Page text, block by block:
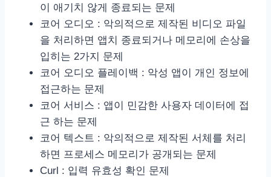
이 애기치 않게 종료되는 문제
코어 오디오 : 악의적으로 제작된 비디오 파일
을 처리하면 앱치 종료되거나 메모리에 손상을
입히는 2가지 문제
코어 오디오 플레이백 : 악성 앱이 개인 정보에
접근하는 문제
코어 서비스 : 앱이 민감한 사용자 데이터에 접
근 하는 문제
코어 텍스트 : 악의적으로 제작된 서체를 처리
하면 프로세스 메모리가 공개되는 문제
Curl : 입력 유효성 확인 문제